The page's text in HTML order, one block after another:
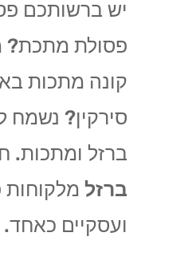
יש ברשותכם
פסולת מתכת?
קונה מתכות
סירקין? נשמח
ברזל ומתכות.
ברזל מלקוחות
ועסקיים כאחד.